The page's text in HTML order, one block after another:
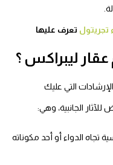
تجريتول تعرف عليها
ليبراكس ؟
التي عليك
الجانبية، وهي:
تجاه الدواء أو أحد مكوناته